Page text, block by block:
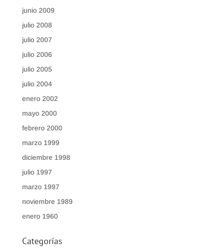
junio 2009
julio 2008
julio 2007
julio 2006
julio 2005
julio 2004
enero 2002
mayo 2000
febrero 2000
marzo 1999
diciembre 1998
julio 1997
marzo 1997
noviembre 1989
enero 1960
Categorías